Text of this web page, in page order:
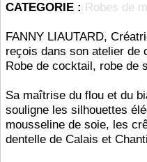
CATEGORIE : Robes de
FANNY LIAUTARD,
reçois dans son atelier de
Robe de cocktail, robe de
Sa maîtrise du flou et du
souligne les silhouettes
mousseline de soie, les
dentelle de Calais et